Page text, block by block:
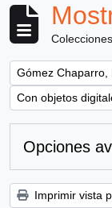
Colecciones
Remove filter:
Gómez Chaparro,
Remove filter:
Con objetos
Opciones
Imprimir vista